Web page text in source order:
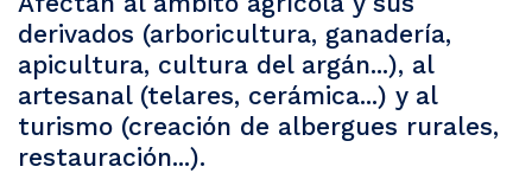
derivados (arboricultura, ganadería,
apicultura, cultura del argán...), al
artesanal (telares, cerámica...) y al
turismo (creación de albergues rurales,
restauración...).